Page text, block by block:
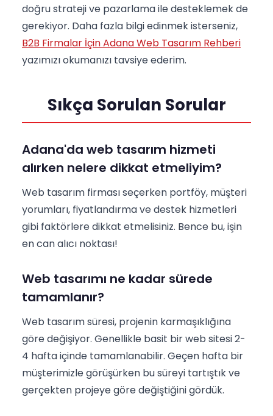
doğru strateji ve pazarlama ile desteklemek de
gerekiyor. Daha fazla bilgi edinmek isterseniz,
B2B Firmalar İçin Adana Web Tasarım Rehberi
yazımızı okumanızı tavsiye ederim.
Sıkça Sorulan Sorular
Adana'da web tasarım hizmeti
alırken nelere dikkat etmeliyim?
Web tasarım firması seçerken portföy, müşteri
yorumları, fiyatlandırma ve destek hizmetleri
gibi faktörlere dikkat etmelisiniz. Bence bu, işin
en can alıcı noktası!
Web tasarımı ne kadar sürede
tamamlanır?
Web tasarım süresi, projenin karmaşıklığına
göre değişiyor. Genellikle basit bir web sitesi 2-
4 hafta içinde tamamlanabilir. Geçen hafta bir
müşterimizle görüşürken bu süreyi tartıştık ve
gerçekten projeye göre değiştiğini gördük.